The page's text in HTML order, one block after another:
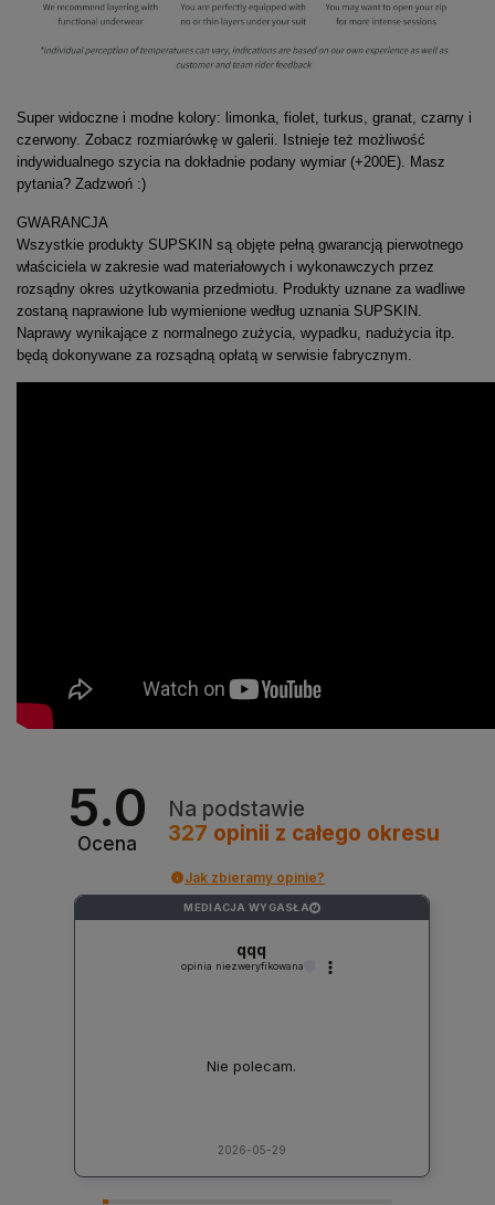
Super widoczne i modne kolory: limonka, fiolet, turkus, granat, czarny i
czerwony. Zobacz rozmiarówkę w galerii. Istnieje też możliwość
indywidualnego szycia na dokładnie podany wymiar (+200E). Masz
pytania? Zadzwoń :)
GWARANCJA
Wszystkie produkty SUPSKIN są objęte pełną gwarancją pierwotnego
właściciela w zakresie wad materiałowych i wykonawczych przez
rozsądny okres użytkowania przedmiotu. Produkty uznane za wadliwe
zostaną naprawione lub wymienione według uznania SUPSKIN.
Naprawy wynikające z normalnego zużycia, wypadku, nadużycia itp.
będą dokonywane za rozsądną opłatą w serwisie fabrycznym.
5.0
Ocena
Na podstawie
327 opinii z całego okresu
Jak zbieramy opinie?
MEDIACJA WYGASŁA ?
qqq
opinia niezweryfikowana
Nie polecam.
2026-05-29